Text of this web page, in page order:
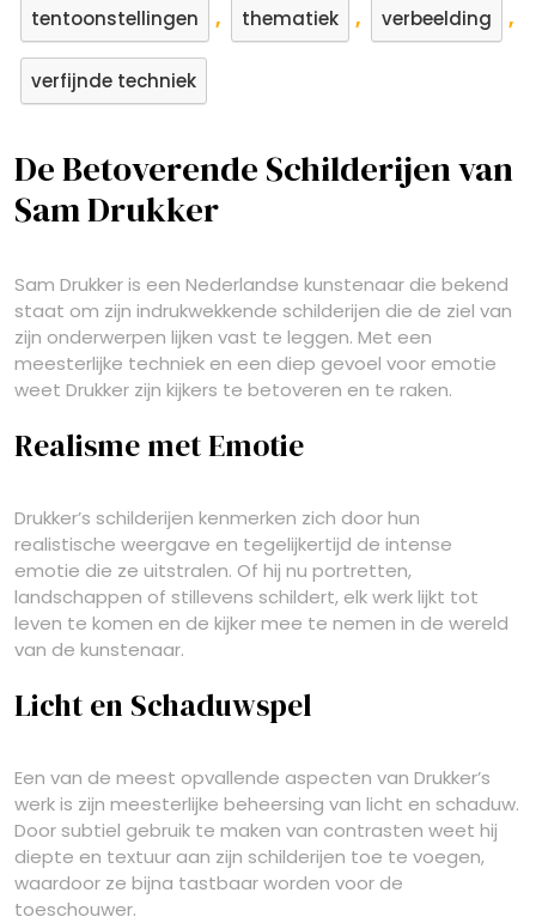
tentoonstellingen , thematiek , verbeelding ,
verfijnde techniek
De Betoverende Schilderijen van
Sam Drukker
Sam Drukker is een Nederlandse kunstenaar die bekend
staat om zijn indrukwekkende schilderijen die de ziel van
zijn onderwerpen lijken vast te leggen. Met een
meesterlijke techniek en een diep gevoel voor emotie
weet Drukker zijn kijkers te betoveren en te raken.
Realisme met Emotie
Drukker’s schilderijen kenmerken zich door hun
realistische weergave en tegelijkertijd de intense
emotie die ze uitstralen. Of hij nu portretten,
landschappen of stillevens schildert, elk werk lijkt tot
leven te komen en de kijker mee te nemen in de wereld
van de kunstenaar.
Licht en Schaduwspel
Een van de meest opvallende aspecten van Drukker’s
werk is zijn meesterlijke beheersing van licht en schaduw.
Door subtiel gebruik te maken van contrasten weet hij
diepte en textuur aan zijn schilderijen toe te voegen,
waardoor ze bijna tastbaar worden voor de
toeschouwer.